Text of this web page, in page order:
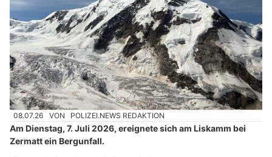
08.07.26 VON POLIZEI.NEWS REDAKTION
Am Dienstag, 7. Juli 2026, ereignete sich am Liskamm bei
Zermatt ein Bergunfall.